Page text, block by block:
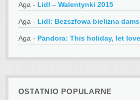
Aga - Lidl – Walentynki 2015
Aga - Lidl: Bezszfowa bielizna
Aga - Pandora: This holiday, let
OSTATNIO POPULARNE